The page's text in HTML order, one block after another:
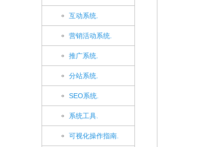
互动系统.
营销活动系统.
推广系统.
分站系统.
SEO系统.
系统工具.
可视化操作指南.